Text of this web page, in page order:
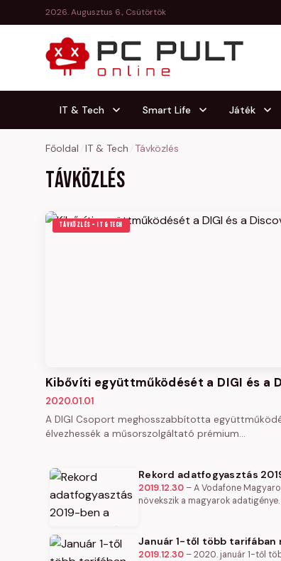
2026. Augusztus 6., Csütörtök
IT & Tech Smart Life Játék
Főoldal IT & Tech Távközlés
Távközlés
TÁVKÖZLÉS – IT & TECH
Kibővíti együttműködését a DIGI és a
2020.01.01
A DIGI Csoport meghosszabbította
élvezhessék a műsorszolgáltató prémium…
Rekord adatfogyasztás
2019.12.30 –A Vodafone
növekszik a magyarok
Január 1-től több tarifában
2019.12.30 –2020. január 1-től